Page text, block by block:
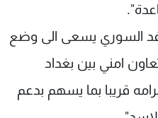
السوري يسعى الى وضع
امني بين بغداد
قريبا بما يسهم بدعم